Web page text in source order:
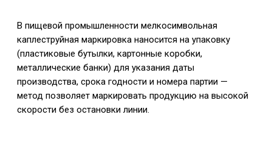
В пищевой промышленности мелкосимвольная
каплеструйная маркировка наносится на упаковку
(пластиковые бутылки, картонные коробки,
металлические банки) для указания даты
производства, срока годности и номера партии —
метод позволяет маркировать продукцию на высокой
скорости без остановки линии.